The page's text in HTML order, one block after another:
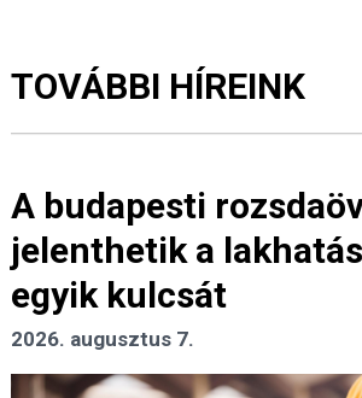
TOVÁBBI HÍREINK
A budapesti
jelenthetik a
egyik kulcsát
2026. augusztus 7.